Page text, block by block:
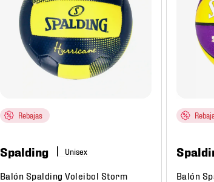
Rebajas
Spalding
Balón Spalding Voleibol Storm
Balón